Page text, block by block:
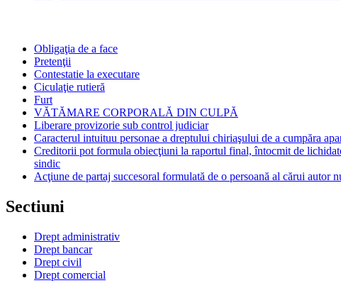
Obligaţia de a face
Pretenţii
Contestatie la executare
Ciculaţie rutieră
Furt
VĂTĂMARE CORPORALĂ DIN CULPĂ
Liberare provizorie sub control judiciar
Caracterul intuituu personae a dreptului chiriaşului de a cumpăra
Creditorii pot formula obiecţiuni la raportul final, întocmit de
sindic
Acţiune de partaj succesoral formulată de o persoană al cărui autor
Sectiuni
Drept administrativ
Drept bancar
Drept civil
Drept comercial